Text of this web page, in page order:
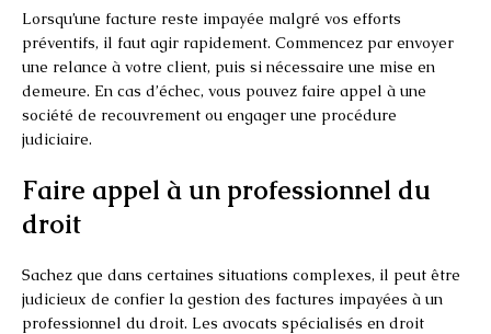
Lorsqu’une facture reste impayée malgré vos efforts
préventifs, il faut agir rapidement. Commencez par envoyer
une relance à votre client, puis si nécessaire une mise en
demeure. En cas d’échec, vous pouvez faire appel à une
société de recouvrement ou engager une procédure
judiciaire.
Faire appel à un professionnel du
droit
Sachez que dans certaines situations complexes, il peut être
judicieux de confier la gestion des factures impayées à un
professionnel du droit. Les avocats spécialisés en droit